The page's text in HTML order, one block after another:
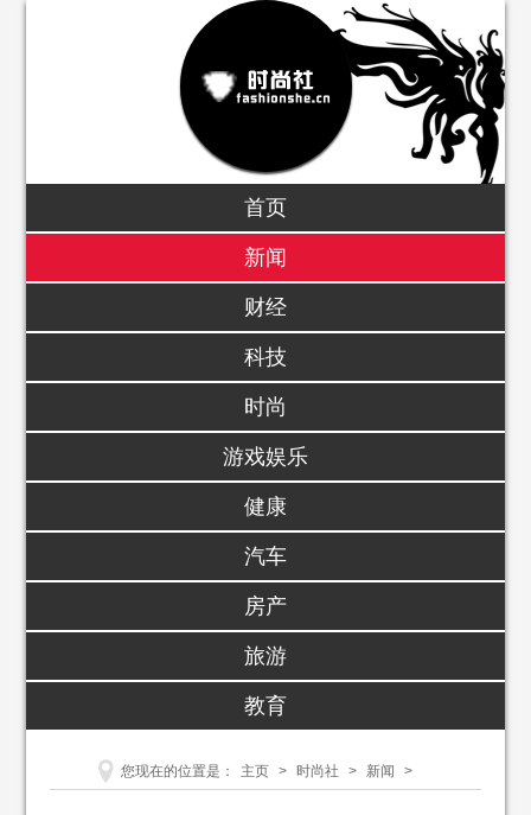
首页
新闻
财经
科技
时尚
游戏娱乐
健康
汽车
房产
旅游
教育
您现在的位置是： 主页 > 时尚社 > 新闻 >